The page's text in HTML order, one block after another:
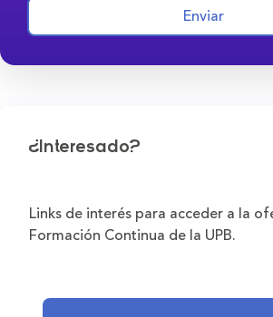
Enviar
¿Interesado?
Links de interés para acceder a la
Formación Continua de la UPB.